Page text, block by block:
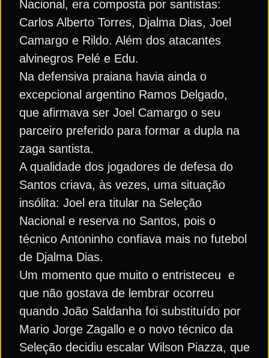
Nacional, era composta por santistas:
Carlos Alberto Torres, Djalma Dias, Joel
Camargo e Rildo. Além dos atacantes
alvinegros Pelé e Edu.
Na defensiva praiana havia ainda o
excepcional argentino Ramos Delgado,
que afirmava ser Joel Camargo o seu
parceiro preferido para formar a dupla na
zaga santista.
A qualidade dos jogadores de defesa do
Santos criava, às vezes, uma situação
insólita: Joel era titular na Seleção
Nacional e reserva no Santos, pois o
técnico Antoninho confiava mais no futebol
de Djalma Dias.
Um momento que muito o entristeceu e
que não gostava de lembrar ocorreu
quando João Saldanha foi substituído por
Mario Jorge Zagallo e o novo técnico da
Seleção decidiu escalar Wilson Piazza, que